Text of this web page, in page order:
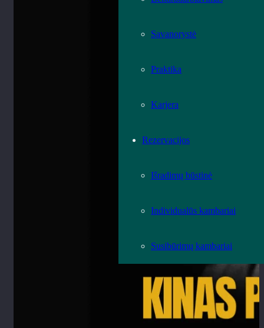
Savanorystė
Praktika
Karjera
Rezervacijos
Išradimų būstinė
Individualūs kambariai
Susibūrimų kambariai